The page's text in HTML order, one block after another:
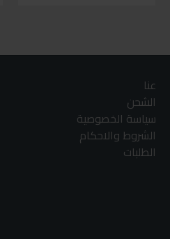
عنا
الشحن
سياسة الخصوصية
الشروط والاحكام
الطلبات